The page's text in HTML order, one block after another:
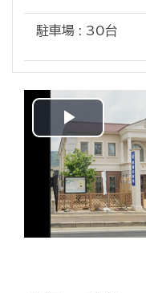
駐車場 : 30台
Play
Video